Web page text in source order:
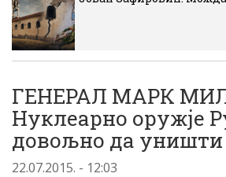
ГЕНЕРАЛ МАРК
Нуклеарно оружје
довољно да
22.07.2015. - 12:03